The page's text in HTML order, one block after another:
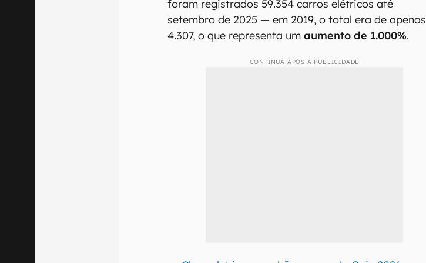
foram registrados 59.354 carros elétricos até
setembro de 2025 — em 2019, o total era de apenas
4.307, o que representa umaumento de 1.000%.
CONTINUA APÓS A PUBLICIDADE